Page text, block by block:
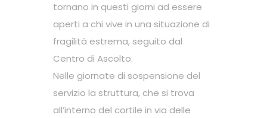
tornano in questi giorni ad essere
aperti a chi vive in una situazione di
fragilità estrema, seguito dal
Centro di Ascolto.
Nelle giornate di sospensione del
servizio la struttura, che si trova
all’interno del cortile in via delle